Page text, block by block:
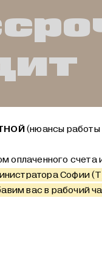
(нюансы работы
счета
Софии
вас в рабочий